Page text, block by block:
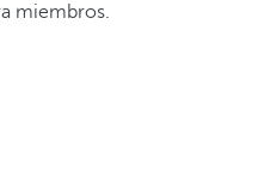
miembros.